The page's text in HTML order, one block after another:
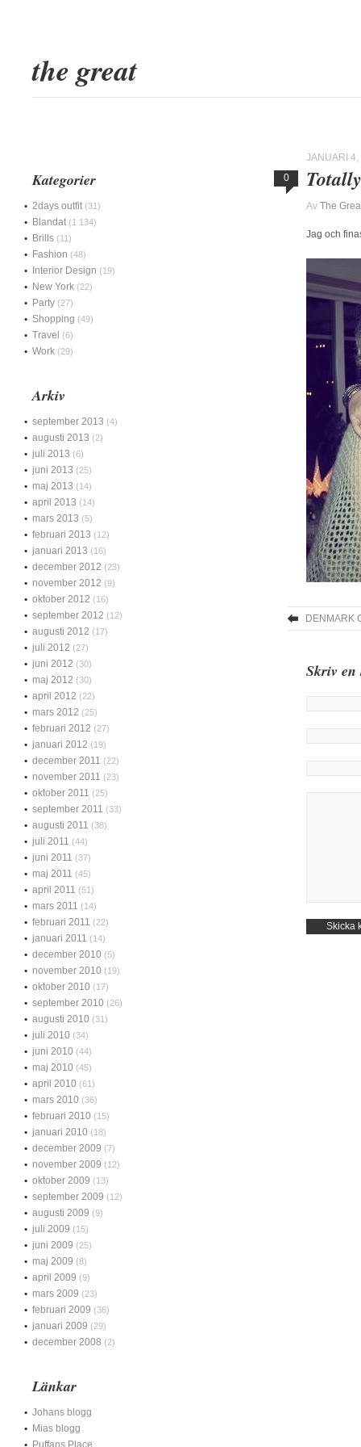
the great
JANUARI
0
Av The
Jag och
DENMARK
Skriv en
Kategorier
2days outfit (31)
Blandat (1 134)
Brills (11)
Fashion (48)
Interior Design (19)
New York (22)
Party (27)
Shopping (49)
Travel (6)
Work (29)
Arkiv
september 2013 (4)
augusti 2013 (2)
juli 2013 (6)
juni 2013 (25)
maj 2013 (14)
april 2013 (14)
mars 2013 (5)
februari 2013 (12)
januari 2013 (16)
december 2012 (23)
november 2012 (9)
oktober 2012 (16)
september 2012 (12)
augusti 2012 (17)
juli 2012 (27)
juni 2012 (30)
maj 2012 (30)
april 2012 (22)
mars 2012 (25)
februari 2012 (27)
januari 2012 (19)
december 2011 (22)
november 2011 (23)
oktober 2011 (25)
september 2011 (33)
augusti 2011 (38)
juli 2011 (44)
juni 2011 (37)
maj 2011 (45)
april 2011 (51)
mars 2011 (14)
februari 2011 (22)
januari 2011 (14)
december 2010 (5)
november 2010 (19)
oktober 2010 (17)
september 2010 (26)
augusti 2010 (31)
juli 2010 (34)
juni 2010 (44)
maj 2010 (45)
april 2010 (61)
mars 2010 (36)
februari 2010 (15)
januari 2010 (18)
december 2009 (7)
november 2009 (12)
oktober 2009 (13)
september 2009 (12)
augusti 2009 (9)
juli 2009 (15)
juni 2009 (25)
maj 2009 (8)
april 2009 (9)
mars 2009 (23)
februari 2009 (36)
januari 2009 (29)
december 2008 (2)
Länkar
Johans blogg
Mias blogg
Puffans Place